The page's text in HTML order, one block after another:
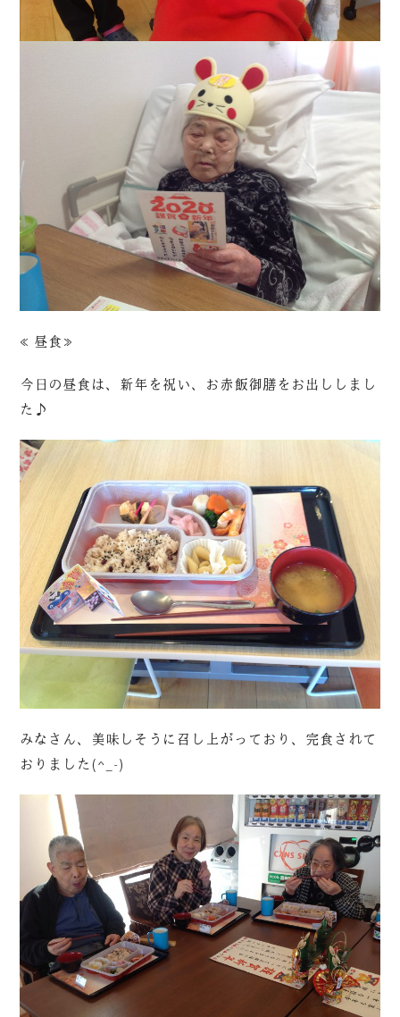
≪昼食≫
今日の昼食は、新年を祝い、お赤飯御膳をお出ししまし
た♪
みなさん、美味しそうに召し上がっており、完食されて
おりました(^_-)